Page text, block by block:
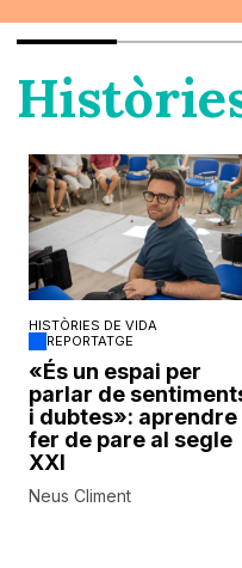
HISTÒRIES DE VIDA
REPORTATGE
«És un espai per
parlar de
i dubtes»: aprendre
fer de pare al segle
XXI
Neus Climent